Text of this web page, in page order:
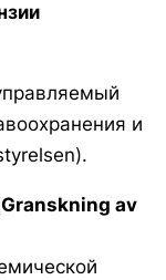
и
).
Granskning av